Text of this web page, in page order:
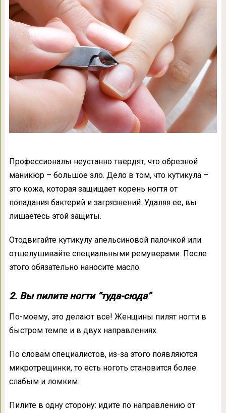
Профессионалы неустанно твердят, что обрезной
маникюр – большое зло. Дело в том, что кутикула –
это кожа, которая защищает корень ногтя от
попадания бактерий и загрязнений. Удаляя ее, вы
лишаетесь этой защиты.
Отодвигайте кутикулу апельсиновой палочкой или
отшелушивайте специальными ремуверами. После
этого обязательно наносите масло.
2. Вы пилите ногти “туда-сюда”
По-моему, это делают все! Женщины пилят ногти в
быстром темпе и в двух направлениях.
По словам специалистов, из-за этого появляются
микротрещинки, то есть ноготь становится более
слабым и ломким.
Пилите в одну сторону: идите по направлению от